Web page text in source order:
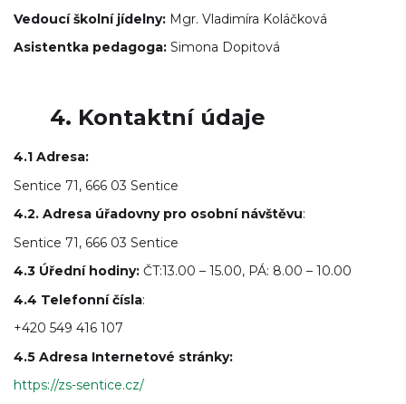
Vedoucí školní jídelny: Mgr. Vladimíra Koláčková
Asistentka pedagoga: Simona Dopitová
4. Kontaktní údaje
4.1 Adresa:
Sentice 71, 666 03 Sentice
4.2. Adresa úřadovny pro osobní návštěvu:
Sentice 71, 666 03 Sentice
4.3 Úřední hodiny: ČT:13.00 – 15.00, PÁ: 8.00 – 10.00
4.4 Telefonní čísla:
+420 549 416 107
4.5 Adresa Internetové stránky:
https://zs-sentice.cz/